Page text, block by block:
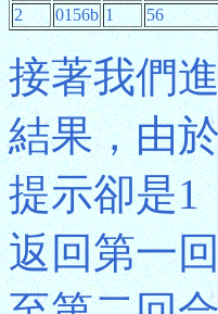
2
0156b 1 56
接著我們
結果，由
提示卻是1
返回第一